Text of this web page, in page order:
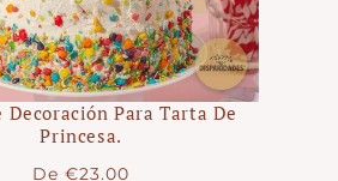
Decoración Para Tarta De
Princesa.
Precio
De€23.00